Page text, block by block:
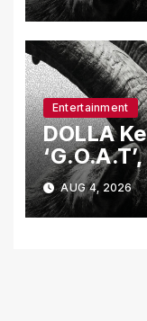
Entertainment
DOLLA
Bersama
F.Hero.
AUG 4, 2026